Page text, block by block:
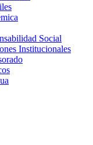
Social
Institucionales